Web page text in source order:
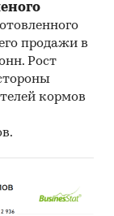
месяцев
или для
и анализ
с
продажи в
Рост
кормов